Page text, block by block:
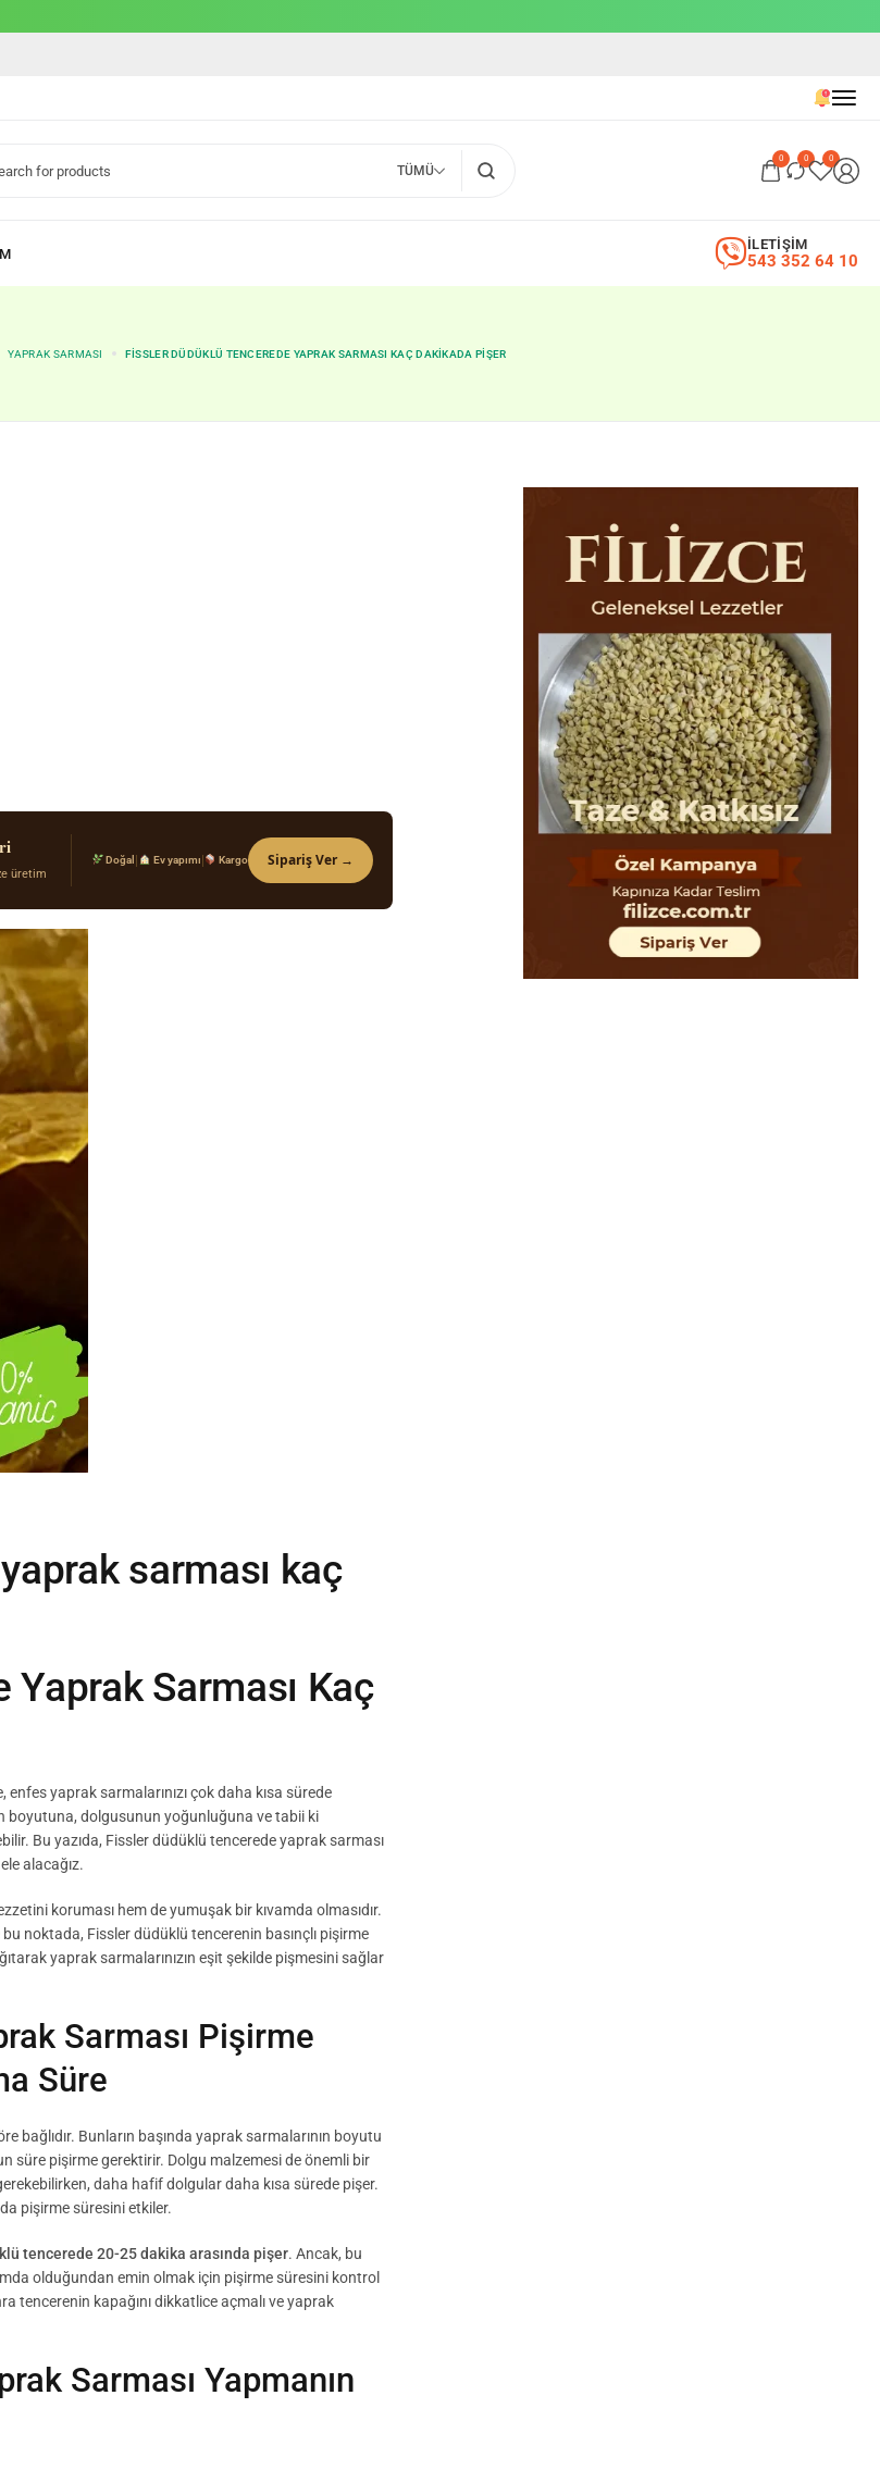
TÜMÜ
0 0 0
543 352 64 10
İLETİŞİM
YAPRAK SARMASI FISSLER DÜDÜKLÜ TENCEREDE YAPRAK SARMASI KAÇ DAKIKADA PIŞER
üretim
Doğal Ev yapımı Kargo Sipariş Ver →
sarması kaç
Sarması Kaç
yaprak sarmalarınızı çok daha kısa sürede
boyutuna, dolgusunun yoğunluğuna ve tabii ki
Bu yazıda, Fissler düdüklü tencerede yaprak sarması
alacağız.
koruması hem de yumuşak bir kıvamda olmasıdır.
noktada, Fissler düdüklü tencerenin basınçlı pişirme
yaprak sarmalarınızın eşit şekilde pişmesini sağlar
Sarması Pişirme
Süre
Bunların başında yaprak sarmalarının boyutu
süre pişirme gerektirir. Dolgu malzemesi de önemli bir
daha hafif dolgular daha kısa sürede pişer.
pişirme süresini etkiler.
tencerede 20-25 dakika arasında pişer. Ancak, bu
olduğundan emin olmak için pişirme süresini kontrol
tencerenin kapağını dikkatlice açmalı ve yaprak
Sarması Yapmanın